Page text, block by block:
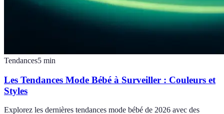
Tendances5 min
Les Tendances Mode Bébé à Surveiller : Couleurs et
Styles
Explorez les dernières tendances mode bébé de 2026 avec des